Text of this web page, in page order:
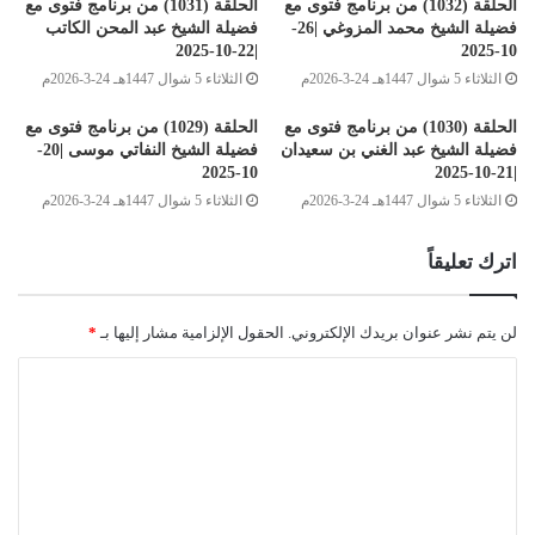
Post Views: 852
الوسوم الكراسي العلمية برنامج فتوى دار الإفتاء الليبية دار الافتاء الليبية
علماء ليبيا
الحلقة (1032) من برنامج فتوى مع
فضيلة الشيخ محمد المزوغي |26-
10-2025
الثلاثاء 5 شوال 1447هـ 24-3-2026م
الحلقة (1031) من برنامج فتوى مع
فضيلة الشيخ عبد المحن الكاتب
الثلاثاء 5 شوال 1447هـ 24-3-2026م
الحلقة (1030) من برنامج فتوى مع
فضيلة الشيخ عبد الغني بن سعيدان
الثلاثاء 5 شوال 1447هـ 24-3-2026م
الحلقة (1029) من برنامج فتوى مع
فضيلة الشيخ النفاتي موسى |20-
10-2025
الثلاثاء 5 شوال 1447هـ 24-3-2026م
اترك تعليقاً
لن يتم نشر عنوان بريدك الإلكتروني. الحقول الإلزامية مشار إليها بـ *